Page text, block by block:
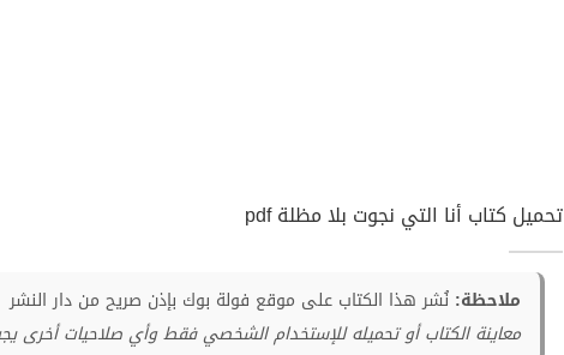
تحميل كتاب أنا التي نجوت بلا مظلة pdf
ملاحظة: نُشر هذا الكتاب على موقع فولة بوك بإذن صريح من دار النشر
معاينة الكتاب أو تحميله للإستخدام الشخصي فقط وأي صلاحيات أخرى